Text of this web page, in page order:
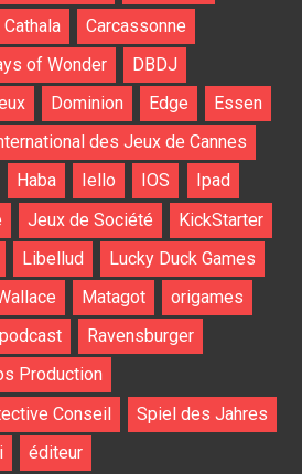
Cathala
Carcassonne
of Wonder
DBDJ
Dominion Edge
Essen
des Jeux de Cannes
Haba Iello IOS
Ipad
Jeux de Société
KickStarter
Libellud
Lucky Duck Games
Matagot
origames
podcast
Ravensburger
Production
Conseil
Spiel des Jahres
éditeur